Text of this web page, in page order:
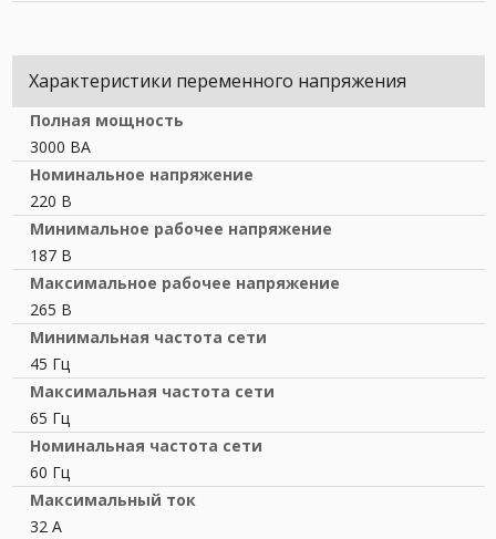
Характеристики переменного напряжения
Полная мощность
3000 ВА
Номинальное напряжение
220 В
Минимальное рабочее напряжение
187 В
Максимальное рабочее напряжение
265 В
Минимальная частота сети
45 Гц
Максимальная частота сети
65 Гц
Номинальная частота сети
60 Гц
Максимальный ток
32 А